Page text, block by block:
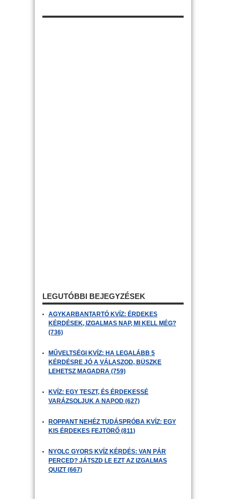
LEGUTÓBBI BEJEGYZÉSEK
AGYKARBANTARTÓ KVÍZ: ÉRDEKES
KÉRDÉSEK, IZGALMAS NAP, MI KELL MÉG?
(736)
MŰVELTSÉGI KVÍZ: HA LEGALÁBB 5
KÉRDÉSRE JÓ A VÁLASZOD, BÜSZKE
LEHETSZ MAGADRA (759)
KVÍZ: EGY TESZT, ÉS ÉRDEKESSÉ
VARÁZSOLJUK A NAPOD (627)
ROPPANT NEHÉZ TUDÁSPRÓBA KVÍZ: EGY
KIS ÉRDEKES FEJTÖRŐ (811)
NYOLC GYORS KVÍZ KÉRDÉS: VAN PÁR
PERCED? JÁTSZD LE EZT AZ IZGALMAS
QUIZT (667)